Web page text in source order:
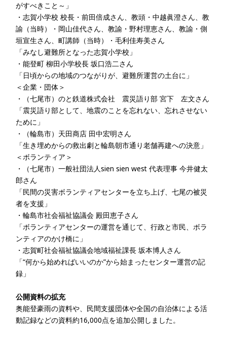
がすべきこと～」
・志賀小学校 校長・前田倍成さん、教頭・中越眞澄さん、教
諭（当時）・岡山佳代さん、教諭・野村理恵さん、教諭・側
垣宣生さん、町講師（当時）・毛利佳寿美さん
「みなし避難所となった志賀小学校」
・能登町 柳田小学校長 坂口浩二さん
「日頃からの地域のつながりが、避難所運営の土台に」
＜企業・団体＞
・
（七尾市）のと鉄道株式会社 震災語り部 宮下 左文さん
「震災語り部として、地震のことを忘れない、忘れさせない
ために」
・
（輪島市）天田商店 田中宏明さん
「生き埋めからの救出劇と輪島朝市通り老舗再建への決意」
＜ボランティア＞
・
（七尾市）一般社団法人sien sien west 代表理事 今井健太
郎さん
「民間の災害ボランティアセンターを立ち上げ、七尾の被災
者を支援」
・輪島市社会福祉協議会 殿田恵子さん
「ボランティアセンターの運営を通じて、行政と市民、ボラ
ンティアのかけ橋に」
・志賀町社会福祉協議会地域福祉課長 坂本博人さん
「“何から始めればいいのか”から始まったセンター運営の記
録」
公開資料の拡充
奥能登豪雨の資料や、民間支援団体や全国の自治体による活
動記録などの資料約16,000点を追加公開しました。